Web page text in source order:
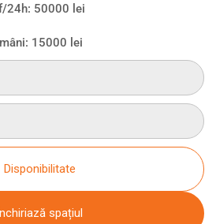
24h: 50000 lei
15000 lei
Disponibilitate
spațiul